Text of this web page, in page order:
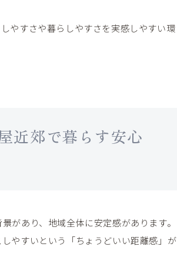
やすさや暮らしやすさを実感しやすい環
近郊で暮らす安心
があり、地域全体に安定感があります。
やすいという「ちょうどいい距離感」が